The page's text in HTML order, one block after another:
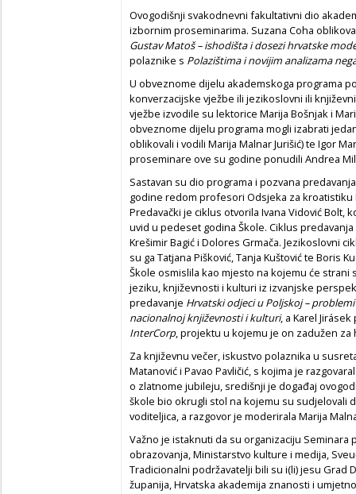
Ovogodišnji svakodnevni fakultativni dio
izbornim proseminarima. Suzana Coha
Gustav Matoš – ishodišta i dosezi hrvatske
polaznike s Polazištima i novijim analizama
U obveznome dijelu akademskoga programa
konverzacijske vježbe ili jezikoslovni ili
vježbe izvodile su lektorice Marija Bošnjak i
obveznome dijelu programa mogli izabrati
oblikovali i vodili Marija Malnar Jurišić) te Igor
proseminare ove su godine ponudili Andrea
Sastavan su dio programa i pozvana
godine redom profesori Odsjeka za
Predavački je ciklus otvorila Ivana Vidović Bolt,
uvid u pedeset godina Škole. Ciklus
Krešimir Bagić i Dolores Grmača. Jezikoslovni
su ga Tatjana Pišković, Tanja Kuštović te Boris
Škole osmislila kao mjesto na kojemu će
jeziku, književnosti i kulturi iz izvanjske
predavanje Hrvatski odjeci u Poljskoj –
nacionalnoj književnosti i kulturi, a Karel
InterCorp, projektu u kojemu je on zadužen
Za književnu večer, iskustvo polaznika u
Matanović i Pavao Pavličić, s kojima je
o zlatnome jubileju, središnji je događaj
škole bio okrugli stol na kojemu su sudjelovali
voditeljica, a razgovor je moderirala Marija
Važno je istaknuti da su organizaciju
obrazovanja, Ministarstvo kulture i medija,
Tradicionalni podržavatelji bili su i(li) jesu Grad
županija, Hrvatska akademija znanosti i